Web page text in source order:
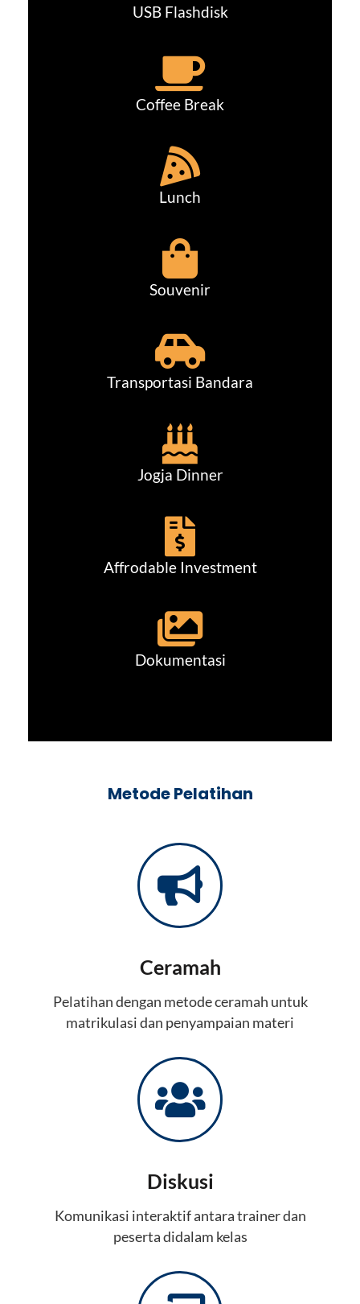
USB Flashdisk
Coffee Break
Lunch
Souvenir
Transportasi Bandara
Jogja Dinner
Affrodable Investment
Dokumentasi
Metode Pelatihan
Ceramah
Pelatihan dengan metode ceramah untuk
matrikulasi dan penyampaian materi
Diskusi
Komunikasi interaktif antara trainer dan
peserta didalam kelas